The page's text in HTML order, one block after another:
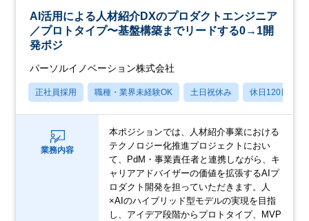
AI活用による人材紹介DXのプロダクトエンジニア
／プロトタイプ〜基盤構築までリードする0→1開
発ポジ
パーソルイノベーション株式会社
正社員採用 職種・業界未経験OK 土日祝休み 休日120日以上
業務内容
本ポジションでは、人材紹介事業における
テクノロジー化推進プロジェクトにおい
て、PdM・事業責任者と連携しながら、キ
ャリアアドバイザーの価値を拡張するAIプ
ロダクト開発を担っていただきます。人
×AIのハイブリッド型モデルの実現を目指
し、アイデア段階からプロトタイプ、MVP